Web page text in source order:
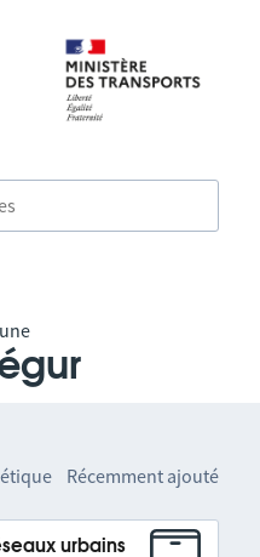
Récemment ajouté
urbains